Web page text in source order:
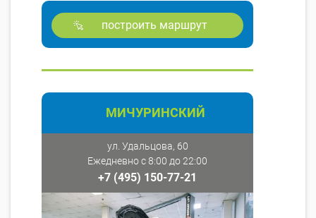
построить маршрут
МИЧУРИНСКИЙ
ул. Удальцова, 60
Ежедневно с 8:00 до 22:00
+7 (495) 150-77-21